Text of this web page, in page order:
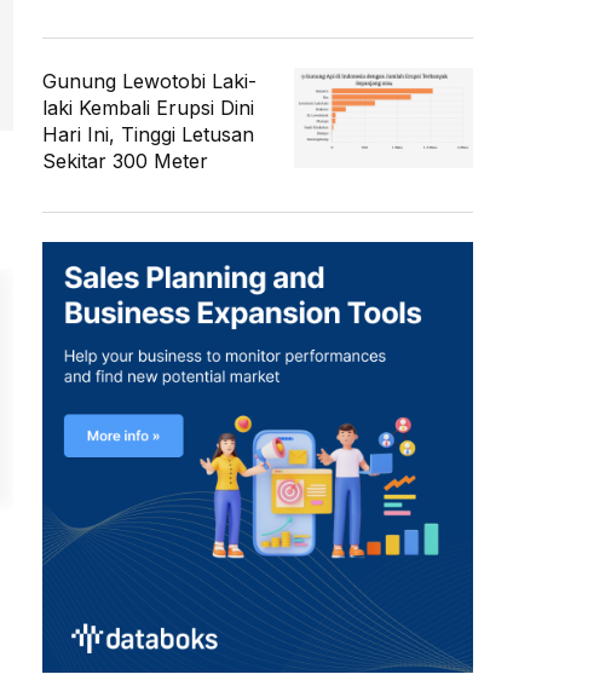
Gunung Lewotobi Laki-
laki Kembali Erupsi Dini
Hari Ini, Tinggi Letusan
Sekitar 300 Meter